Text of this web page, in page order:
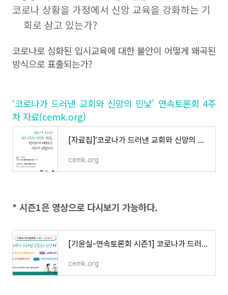
코로나 상황을 가정에서 신앙 교육을 강화하는 기
회로 삼고 있는가?
코로나로 심화된 입시교육에 대한 불안이 어떻게 왜곡된
방식으로 표출되는가?
‘코로나가 드러낸 교회와 신앙의 민낯’ 연속토론회 4주
차 자료(cemk.org)
[자료집]‘코로나가 드러낸 교회와 신앙의 민낯’ 연속토론회 4주차
cemk.org
* 시즌1은 영상으로 다시보기 가능하다.
[기윤실-연속토론회 시즌1] 코로나가 드러낸 교회와 신앙의 민낯 4주차
cemk.org